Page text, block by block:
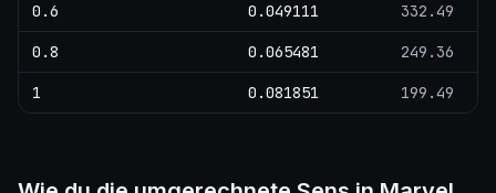
0.6 0.049111 332.49
0.8 0.065481 249.36
1 0.081851 199.49